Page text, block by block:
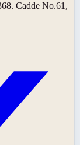
Cadde No.61,